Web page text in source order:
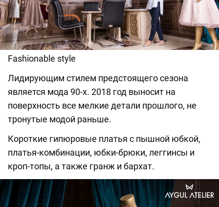
Fashionable style
Лидирующим стилем предстоящего сезона
является мода 90-х. 2018 год выносит на
поверхность все мелкие детали прошлого, не
тронутые модой раньше.
Короткие гипюровые платья с пышной юбкой,
платья-комбинации, юбки-брюки, леггинсы и
кроп-топы, а также гранж и бархат.